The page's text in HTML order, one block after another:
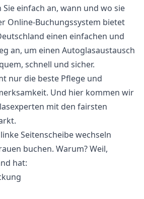
Sie einfach an, wann und wo sie
Online-Buchungssystem bietet
einen einfachen und
an, um einen Autoglasaustausch
schnell und sicher.
nur die beste Pflege und
Und hier kommen wir
mit den fairsten
buchen. Warum? Weil,
hat: